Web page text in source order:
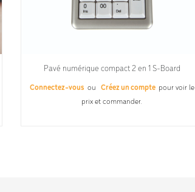
Pavé numérique compact 2 en 1 S-Board
Connectez-vous ou Créez un compte pour voir le
prix et commander.